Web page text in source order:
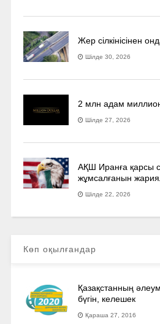
Жер сілкінісінен
Шілде 30, 2026
2 млн адам
Шілде 27, 2026
АҚШ Иранға қарсы
жұмсалғанын
Шілде 22, 2026
Көп оқылғандар
Қазақстанның
бүгін, келешек
Қараша 27, 2016